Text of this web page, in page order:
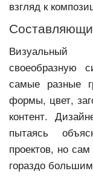
взгляд к
Визуальный
своеобразную
самые разные
формы, цвет,
контент.
пытаясь
проектов, но
гораздо